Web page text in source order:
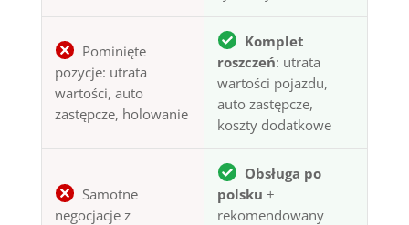
Pominięte
pozycje: utrata
wartości, auto
zastępcze, holowanie
Komplet
roszczeń: utrata
wartości pojazdu,
auto zastępcze,
koszty dodatkowe
Samotne
negocjacje z
Obsługa po
polsku +
rekomendowany